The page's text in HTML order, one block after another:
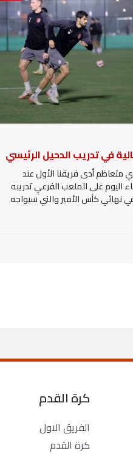
في تدريب الدحيل الرئيسي
متعاظم أدى فريقنا الأول عند
على الملعب الفرعي تدريبه
في نهائي كأس الأمير والتي سيواجه
كرة القدم
الفريق الاول
كرة القدم